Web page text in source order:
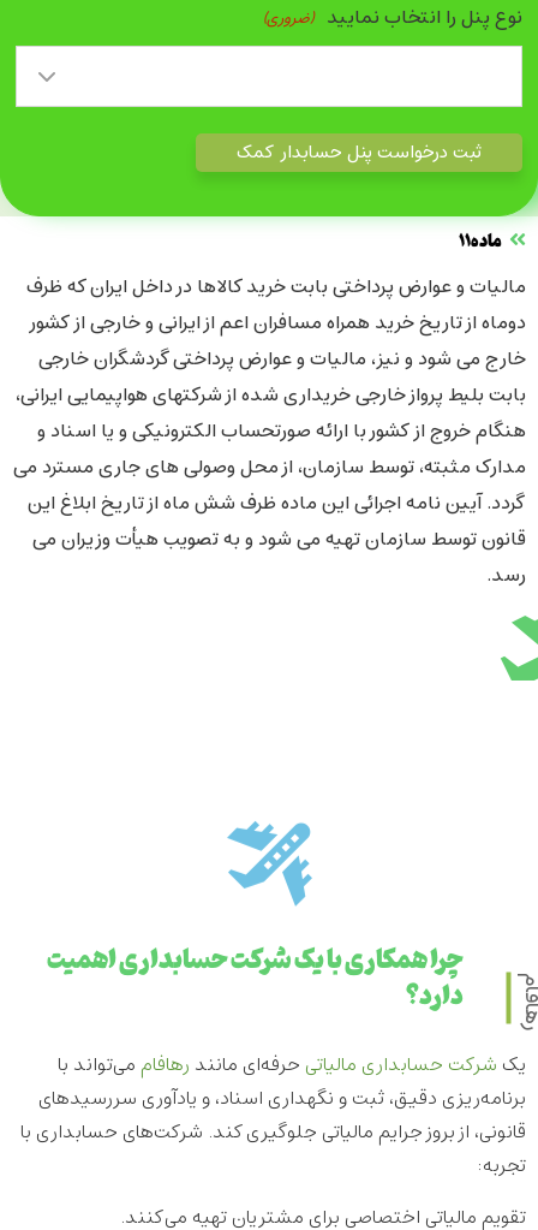
نوع پنل را انتخاب نمایید (ضروری)
ماده11
مالیات و عوارض پرداختی بابت خرید کالاها در داخل ایران که ظرف
دوماه از تاریخ خرید همراه مسافران اعم از ایرانی و خارجی از کشور
خارج می شود و نیز، مالیات و عوارض پرداختی گردشگران خارجی
بابت بلیط پرواز خارجی خریداری شده از شرکتهای هواپیمایی ایرانی،
هنگام خروج از کشور با ارائه صورتحساب الکترونیکی و یا اسناد و
مدارک مثبته، توسط سازمان، از محل وصولی های جاری مسترد می
گردد. آیین نامه اجرائی این ماده ظرف شش ماه از تاریخ ابلاغ این
قانون توسط سازمان تهیه می شود و به تصویب هیأت وزیران می
رسد.
چرا همکاری با یک شرکت حسابداری اهمیت
دارد؟
یک شرکت حسابداری مالیاتی حرفه‌ای مانند رهافام می‌تواند با
برنامه‌ریزی دقیق، ثبت و نگهداری اسناد، و یادآوری سررسیدهای
قانونی، از بروز جرایم مالیاتی جلوگیری کند. شرکت‌های حسابداری با
تجربه:
تقویم مالیاتی اختصاصی برای مشتریان تهیه می‌کنند.